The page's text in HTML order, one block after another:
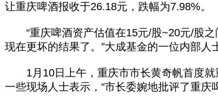
让重庆啤酒报收于26.18元，跌幅为7.98%。
“重庆啤酒资产估值在15元/股~20元/股之
现在更坏的结果了。”大成基金的一位内部人
1月10日上午，重庆市市长黄奇帆首度就
一些现场人士表示，“市长委婉地批评了重庆